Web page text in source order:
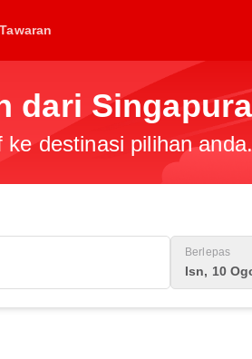
Tawaran
dari
destinasi pilihan
Berlepas
Isn, 10